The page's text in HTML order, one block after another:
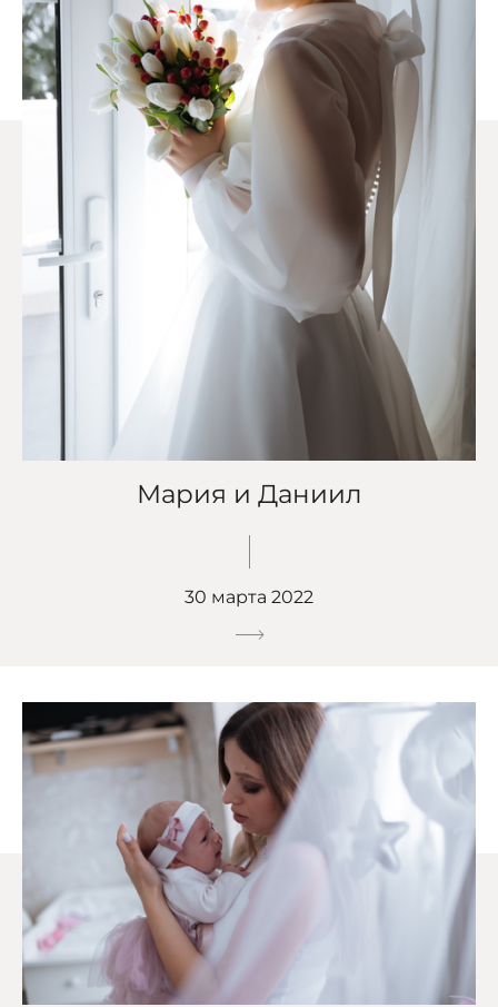
Мария и Даниил
30 марта 2022